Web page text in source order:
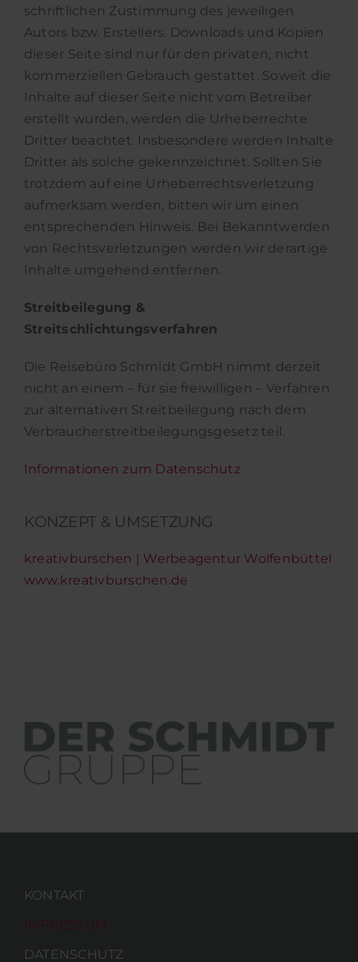
schriftlichen Zustimmung des jeweiligen
Autors bzw. Erstellers. Downloads und Kopien
dieser Seite sind nur für den privaten, nicht
kommerziellen Gebrauch gestattet. Soweit die
Inhalte auf dieser Seite nicht vom Betreiber
erstellt wurden, werden die Urheberrechte
Dritter beachtet. Insbesondere werden Inhalte
Dritter als solche gekennzeichnet. Sollten Sie
trotzdem auf eine Urheberrechtsverletzung
aufmerksam werden, bitten wir um einen
entsprechenden Hinweis. Bei Bekanntwerden
von Rechtsverletzungen werden wir derartige
Inhalte umgehend entfernen.
Streitbeilegung &
Streitschlichtungsverfahren
Die Reisebüro Schmidt GmbH nimmt derzeit
nicht an einem – für sie freiwilligen – Verfahren
zur alternativen Streitbeilegung nach dem
Verbraucherstreitbeilegungsgesetz teil.
Informationen zum Datenschutz
KONZEPT & UMSETZUNG
kreativburschen | Werbeagentur Wolfenbüttel
www.kreativburschen.de
KONTAKT
DATENSCHUTZ